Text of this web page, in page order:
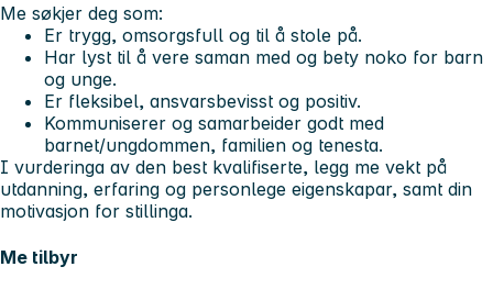
Me søkjer deg som:
Er trygg, omsorgsfull og til å stole på.
Har lyst til å vere saman med og bety noko for barn
og unge.
Er fleksibel, ansvarsbevisst og positiv.
Kommuniserer og samarbeider godt med
barnet/ungdommen, familien og tenesta.
I vurderinga av den best kvalifiserte, legg me vekt på
utdanning, erfaring og personlege eigenskapar, samt din
motivasjon for stillinga.
Me tilbyr